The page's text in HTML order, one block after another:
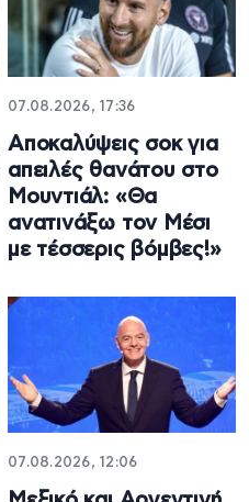
07.08.2026, 17:36
Aποκαλύψεις σοκ για
απειλές θανάτου στο
Μουντιάλ: «Θα
ανατινάξω τον Μέσι
με τέσσερις βόμβες!»
07.08.2026, 12:06